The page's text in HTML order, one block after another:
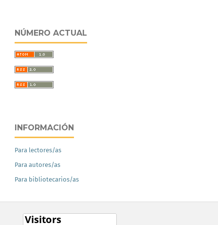
NÚMERO ACTUAL
INFORMACIÓN
Para lectores/as
Para autores/as
Para bibliotecarios/as